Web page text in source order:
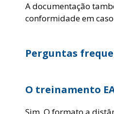
A documentação
conformidade em
Perguntas
O treinamento